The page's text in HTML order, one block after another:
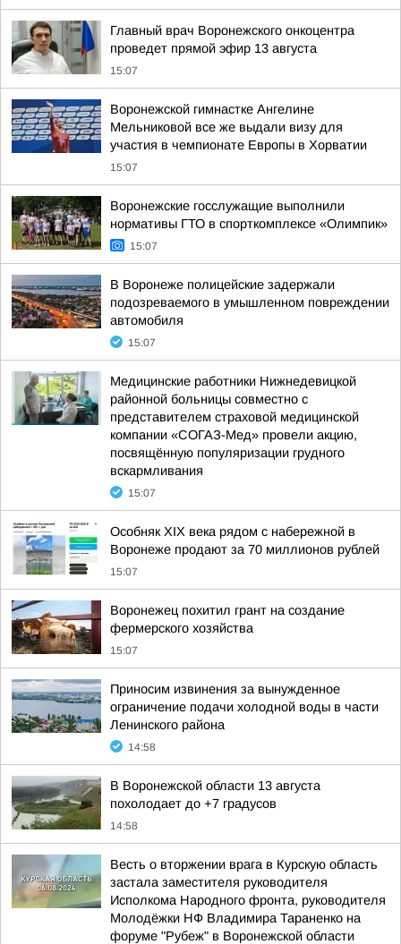
Главный врач Воронежского онкоцентра
проведет прямой эфир 13 августа
15:07
Воронежской гимнастке Ангелине
Мельниковой все же выдали визу для
участия в чемпионате Европы в Хорватии
15:07
Воронежские госслужащие выполнили
нормативы ГТО в спорткомплексе «Олимпик»
15:07
В Воронеже полицейские задержали
подозреваемого в умышленном повреждении
автомобиля
15:07
Медицинские работники Нижнедевицкой
районной больницы совместно с
представителем страховой медицинской
компании «СОГАЗ-Мед» провели акцию,
посвящённую популяризации грудного
вскармливания
15:07
Особняк XIX века рядом с набережной в
Воронеже продают за 70 миллионов рублей
15:07
Воронежец похитил грант на создание
фермерского хозяйства
15:07
Приносим извинения за вынужденное
ограничение подачи холодной воды в части
Ленинского района
14:58
В Воронежской области 13 августа
похолодает до +7 градусов
14:58
Весть о вторжении врага в Курскую область
застала заместителя руководителя
Исполкома Народного фронта, руководителя
Молодёжки НФ Владимира Тараненко на
форуме "Рубеж" в Воронежской области